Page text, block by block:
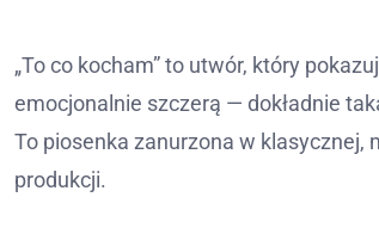
„To co kocham” to utwór, który
emocjonalnie szczerą — dokładnie
To piosenka zanurzona w klasycznej,
produkcji.